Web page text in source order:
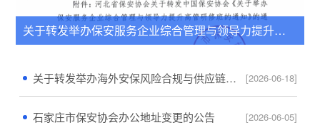
关于转发举办保安服务企业综合管理与领导力提升高管研修班的通知
关于转发举办海外安保风险合规与供应链安全管理研修班的通知 [2026-06-18]
石家庄市保安协会办公地址变更的公告 [2026-06-05]